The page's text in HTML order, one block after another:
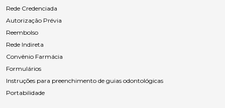
Rede Credenciada
Autorização Prévia
Reembolso
Rede Indireta
Convênio Farmácia
Formulários
Instruções para preenchimento de guias odontológicas
Portabilidade